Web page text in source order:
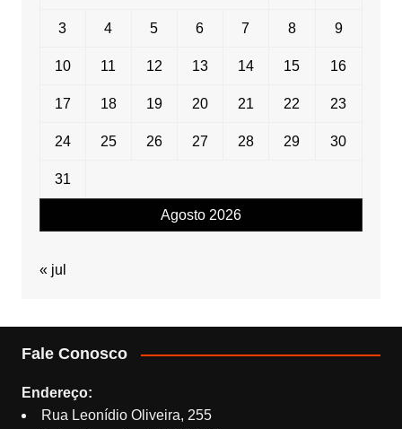
Agosto 2026
3 4 5 6 7 8 9
10 11 12 13 14 15 16
17 18 19 20 21 22 23
24 25 26 27 28 29 30
31
« jul
Fale Conosco
Endereço:
Rua Leonídio Oliveira, 255